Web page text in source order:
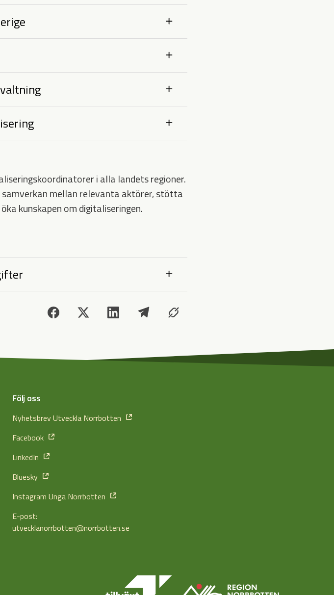
i alla landets regioner.
mellan relevanta aktörer, stötta
kunskapen om digitaliseringen.
Följ oss
Nyhetsbrev Utveckla Norrbotten
Facebook
LinkedIn
Bluesky
Instagram Unga Norrbotten
E-post:
utvecklanorrbotten@norrbotten.se